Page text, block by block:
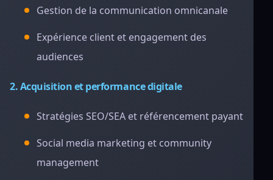
Gestion de la communication omnicanale
Expérience client et engagement des
audiences
2. Acquisition et performance digitale
Stratégies SEO/SEA et référencement payant
Social media marketing et community
management